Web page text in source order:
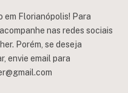
em Florianópolis! Para
nas redes sociais
Porém, se deseja
envie email para